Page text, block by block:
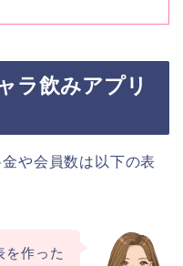
ラ飲みアプリ
や会員数は以下の表
を作った